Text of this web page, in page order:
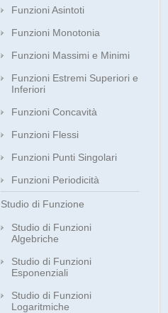
Funzioni Asintoti
Funzioni Monotonia
Funzioni Massimi e Minimi
Funzioni Estremi Superiori e
Inferiori
Funzioni Concavità
Funzioni Flessi
Funzioni Punti Singolari
Funzioni Periodicità
Studio di Funzione
Studio di Funzioni
Algebriche
Studio di Funzioni
Esponenziali
Studio di Funzioni
Logaritmiche